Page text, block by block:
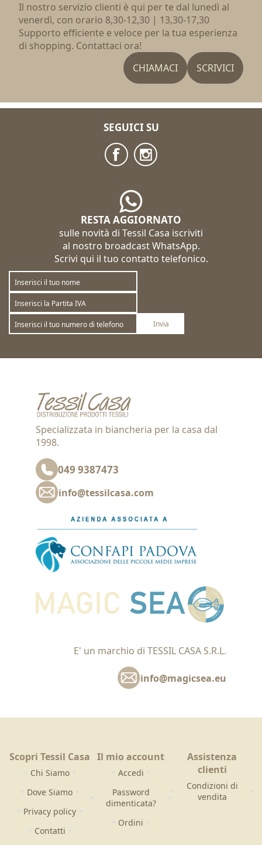
Il nostro servizio clienti è qui per te dal lunedì al
venerdì, con orario 8,30-12,30 | 13,30-17,30
Supporto efficiente e veloce per la tua esperienza
di shopping. Contattaci ora!
CHIAMACI
SCRIVICI
SEGUICI SU
RESTA AGGIORNATO
sulle novità di Tessil Casa iscriviti
al nostro broadcast WhatsApp.
Scrivi qui il tuo contatto telefonico.
Invia
Specializzata in biancheria per la casa dal
1998.
049 9387473
info@tessilcasa.com
E' un marchio di TESSIL CASA S.R.L.
info@magicsea.eu
Scopri Tessil Casa
Chi Siamo
Dove Siamo
Privacy policy
Contatti
Il mio account
Accedi
Password
dimenticata?
Ordini
Assistenza
clienti
Condizioni di
vendita